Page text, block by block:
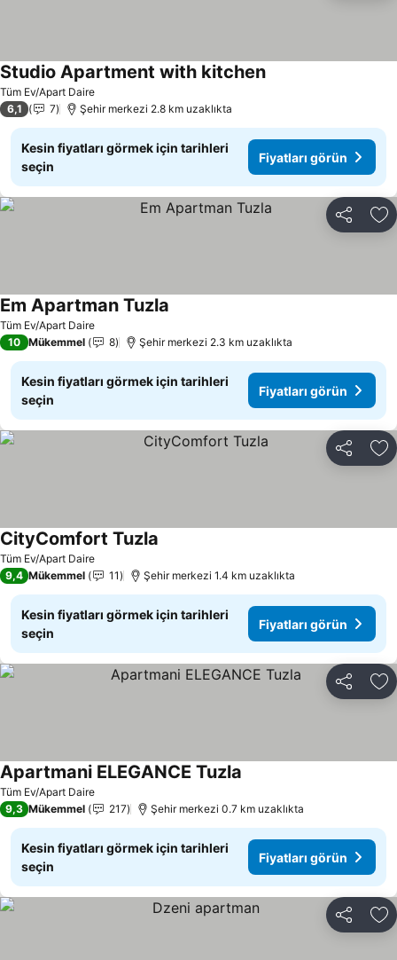
Tüm Ev/Apart Daire
Studio Apartment with kitchen
6,1 7 Şehir merkezi 2.8 km uzaklıkta
Kesin fiyatları görmek için tarihleri
seçin
Fiyatları görün
Paylaş
Tüm Ev/Apart Daire
Em Apartman Tuzla
10 Mükemmel 8 Şehir merkezi 2.3 km uzaklıkta
Kesin fiyatları görmek için tarihleri
seçin
Fiyatları görün
Paylaş
Tüm Ev/Apart Daire
CityComfort Tuzla
9,4 Mükemmel 11 Şehir merkezi 1.4 km uzaklıkta
Kesin fiyatları görmek için tarihleri
seçin
Fiyatları görün
Paylaş
Tüm Ev/Apart Daire
Apartmani ELEGANCE Tuzla
9,3 Mükemmel 217 Şehir merkezi 0.7 km uzaklıkta
Kesin fiyatları görmek için tarihleri
seçin
Fiyatları görün
Paylaş